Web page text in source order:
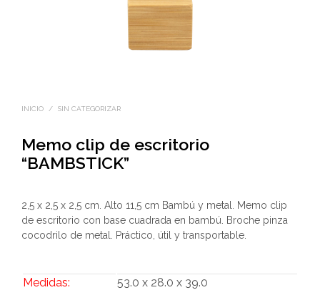
INICIO / SIN CATEGORIZAR
Memo clip de escritorio
“BAMBSTICK”
2,5 x 2,5 x 2,5 cm. Alto 11,5 cm Bambú y metal. Memo clip
de escritorio con base cuadrada en bambú. Broche pinza
cocodrilo de metal. Práctico, útil y transportable.
Medidas: 53.0 x 28.0 x 39.0